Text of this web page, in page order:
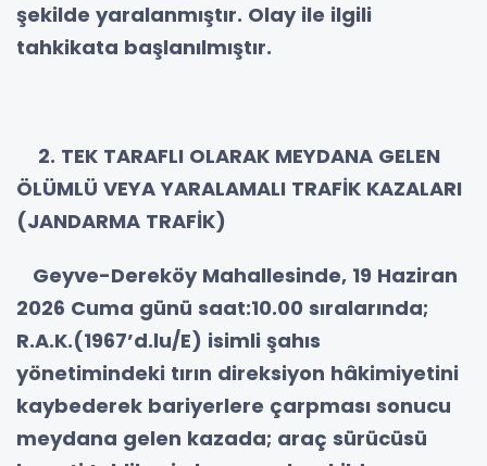
şekilde yaralanmıştır. Olay ile ilgili
tahkikata başlanılmıştır.
2. TEK TARAFLI OLARAK MEYDANA GELEN
ÖLÜMLÜ VEYA YARALAMALI TRAFİK KAZALARI
(JANDARMA TRAFİK)
Geyve-Dereköy Mahallesinde, 19 Haziran
2026 Cuma günü saat:10.00 sıralarında;
R.A.K.(1967’d.lu/E) isimli şahıs
yönetimindeki tırın direksiyon hâkimiyetini
kaybederek bariyerlere çarpması sonucu
meydana gelen kazada; araç sürücüsü